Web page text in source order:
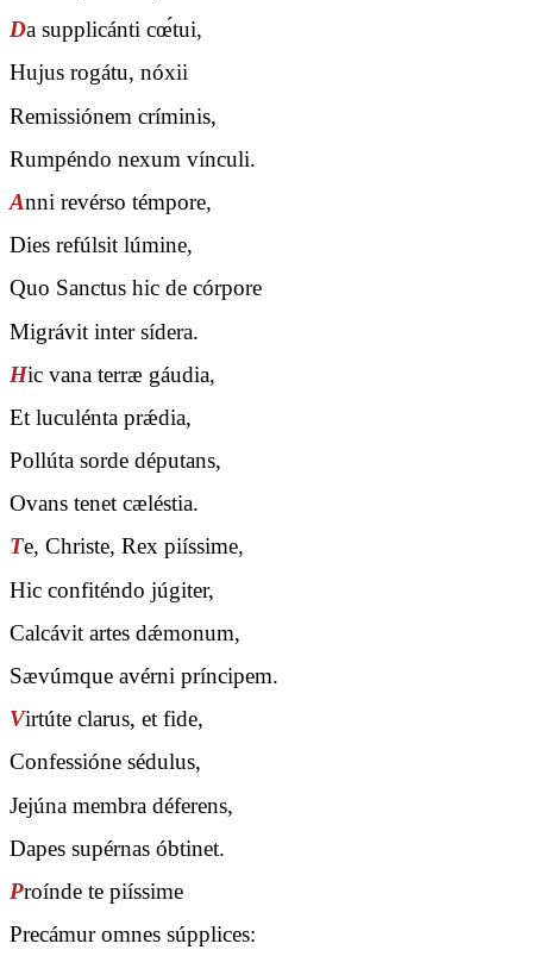
Da supplicánti cœ́tui,
Hujus rogátu, nóxii
Remissiónem críminis,
Rumpéndo nexum vínculi.
Anni revérso témpore,
Dies refúlsit lúmine,
Quo Sanctus hic de córpore
Migrávit inter sídera.
Hic vana terræ gáudia,
Et luculénta prǽdia,
Pollúta sorde députans,
Ovans tenet cæléstia.
Te, Christe, Rex piíssime,
Hic confiténdo júgiter,
Calcávit artes dǽmonum,
Sævúmque avérni príncipem.
Virtúte clarus, et fide,
Confessióne sédulus,
Jejúna membra déferens,
Dapes supérnas óbtinet.
Proínde te piíssime
Precámur omnes súpplices: